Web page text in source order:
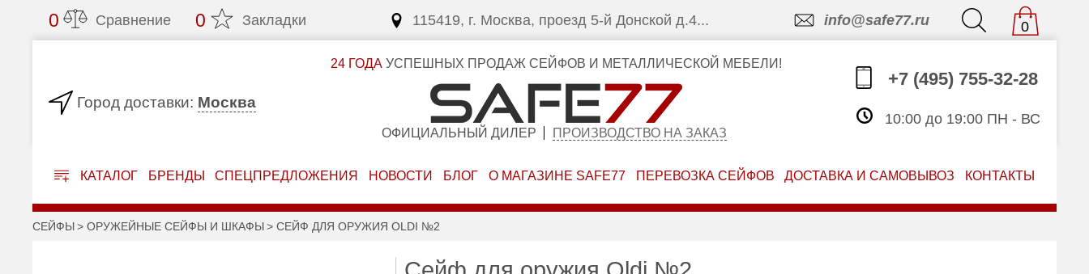
0 Сравнение 0 Закладки 115419, г. Москва, проезд 5-й Донской д.4... info@safe77.ru 0
Город доставки: Москва
24 ГОДАУСПЕШНЫХ ПРОДАЖ СЕЙФОВ И МЕТАЛЛИЧЕСКОЙ МЕБЕЛИ!
ОФИЦИАЛЬНЫЙ ДИЛЕР ПРОИЗВОДСТВО НА ЗАКАЗ
+7 (495) 755-32-28
10:00 до 19:00 ПН - ВС
КАТАЛОГ БРЕНДЫ СПЕЦПРЕДЛОЖЕНИЯ НОВОСТИ БЛОГ О МАГАЗИНЕ SAFE77 ПЕРЕВОЗКА СЕЙФОВ ДОСТАВКА И САМОВЫВОЗ КОНТАКТЫ
СЕЙФЫ ОРУЖЕЙНЫЕ СЕЙФЫ И ШКАФЫ СЕЙФ ДЛЯ ОРУЖИЯ OLDI №2